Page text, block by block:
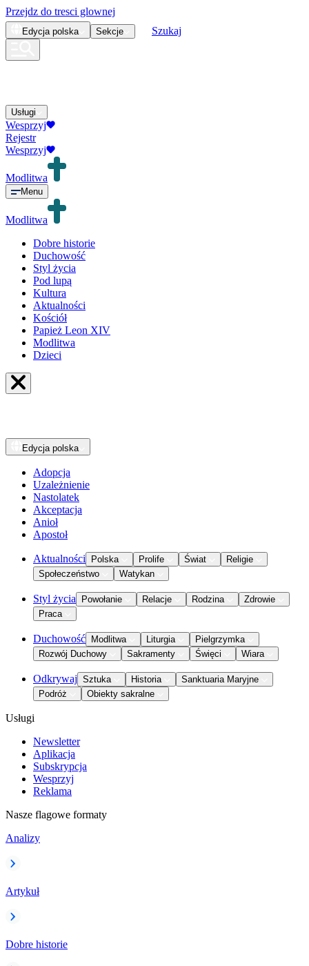
Przejdz do tresci glownej
Edycja polska Sekcje Szukaj
Usługi
Wesprzyj
Rejestr
Wesprzyj
Modlitwa
Menu
Modlitwa
Dobre historie
Duchowość
Styl życia
Pod lupą
Kultura
Aktualności
Kościół
Papież Leon XIV
Modlitwa
Dzieci
Edycja polska
Adopcja
Uzależnienie
Nastolatek
Akceptacja
Anioł
Apostoł
Aktualności Polska Prolife Świat
Religie
Społeczeństwo
Watykan
Styl życia Powołanie Relacje Rodzina
Zdrowie
Praca
Duchowość Modlitwa Liturgia
Pielgrzymka
Rozwój Duchowy
Sakramenty Święci Wiara
Odkrywaj Sztuka Historia
Sanktuaria Maryjne
Podróż
Obiekty sakralne
Usługi
Newsletter
Aplikacja
Subskrypcja
Wesprzyj
Reklama
Nasze flagowe formaty
Analizy
Artykuł
Dobre historie